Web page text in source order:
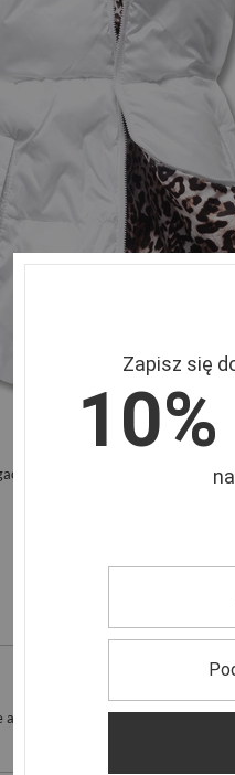
Potrzebujesz
a my odpowiemy niezwłocznie,
Zapisz się